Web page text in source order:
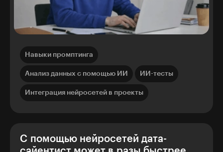
Навыки промптинга
Анализ данных с помощью ИИ ИИ-тесты
Интеграция нейросетей в проекты
С помощью нейросетей дата-